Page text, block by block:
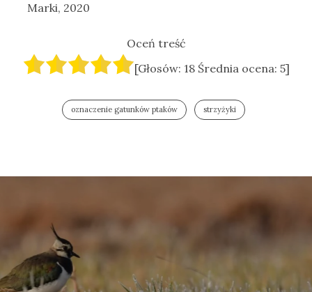
Marki, 2020
Oceń treść
[Głosów: 18Średnia ocena: 5]
oznaczenie gatunków ptaków strzyżyki